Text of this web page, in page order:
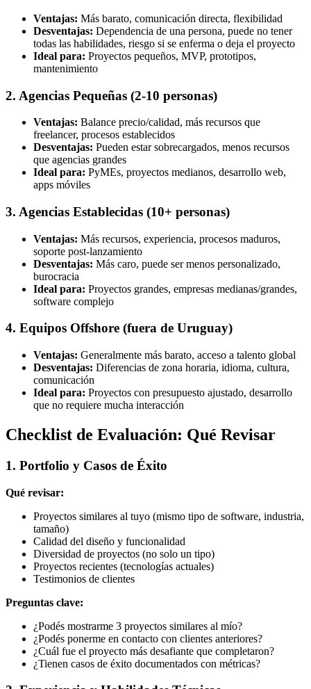
Ventajas: Más barato, comunicación directa, flexibilidad
Desventajas: Dependencia de una persona, puede no tener
todas las habilidades, riesgo si se enferma o deja el proyecto
Ideal para: Proyectos pequeños, MVP, prototipos,
mantenimiento
2. Agencias Pequeñas (2-10 personas)
Ventajas: Balance precio/calidad, más recursos que
freelancer, procesos establecidos
Desventajas: Pueden estar sobrecargados, menos recursos
que agencias grandes
Ideal para: PyMEs, proyectos medianos, desarrollo web,
apps móviles
3. Agencias Establecidas (10+ personas)
Ventajas: Más recursos, experiencia, procesos maduros,
soporte post-lanzamiento
Desventajas: Más caro, puede ser menos personalizado,
burocracia
Ideal para: Proyectos grandes, empresas medianas/grandes,
software complejo
4. Equipos Offshore (fuera de Uruguay)
Ventajas: Generalmente más barato, acceso a talento global
Desventajas: Diferencias de zona horaria, idioma, cultura,
comunicación
Ideal para: Proyectos con presupuesto ajustado, desarrollo
que no requiere mucha interacción
Checklist de Evaluación: Qué Revisar
1. Portfolio y Casos de Éxito
Qué revisar:
Proyectos similares al tuyo (mismo tipo de software, industria,
tamaño)
Calidad del diseño y funcionalidad
Diversidad de proyectos (no solo un tipo)
Proyectos recientes (tecnologías actuales)
Testimonios de clientes
Preguntas clave:
¿Podés mostrarme 3 proyectos similares al mío?
¿Podés ponerme en contacto con clientes anteriores?
¿Cuál fue el proyecto más desafiante que completaron?
¿Tienen casos de éxito documentados con métricas?